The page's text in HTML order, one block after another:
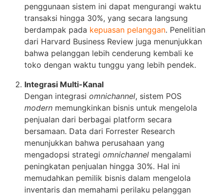
penggunaan sistem ini dapat mengurangi waktu
transaksi hingga 30%, yang secara langsung
berdampak pada kepuasan pelanggan. Penelitian
dari Harvard Business Review juga menunjukkan
bahwa pelanggan lebih cenderung kembali ke
toko dengan waktu tunggu yang lebih pendek.
Integrasi Multi-Kanal
Dengan integrasi omnichannel, sistem POS
modernmemungkinkan bisnis untuk mengelola
penjualan dari berbagai platform secara
bersamaan. Data dari Forrester Research
menunjukkan bahwa perusahaan yang
mengadopsi strategi omnichannelmengalami
peningkatan penjualan hingga 30%. Hal ini
memudahkan pemilik bisnis dalam mengelola
inventaris dan memahami perilaku pelanggan